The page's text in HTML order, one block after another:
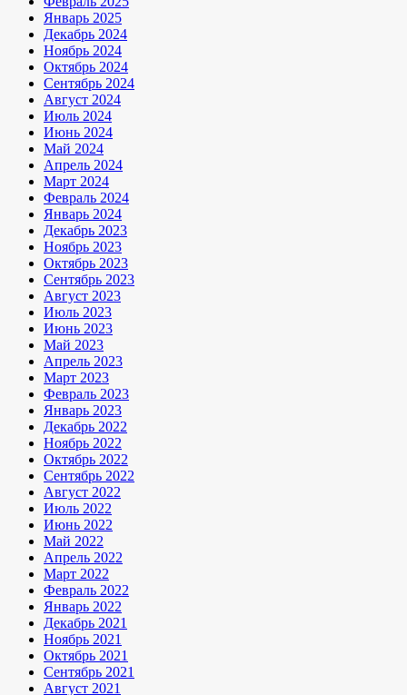
Январь 2025
Декабрь 2024
Ноябрь 2024
Октябрь 2024
Сентябрь 2024
Август 2024
Июль 2024
Июнь 2024
Май 2024
Апрель 2024
Март 2024
Февраль 2024
Январь 2024
Декабрь 2023
Ноябрь 2023
Октябрь 2023
Сентябрь 2023
Август 2023
Июль 2023
Июнь 2023
Май 2023
Апрель 2023
Март 2023
Февраль 2023
Январь 2023
Декабрь 2022
Ноябрь 2022
Октябрь 2022
Сентябрь 2022
Август 2022
Июль 2022
Июнь 2022
Май 2022
Апрель 2022
Март 2022
Февраль 2022
Январь 2022
Декабрь 2021
Ноябрь 2021
Октябрь 2021
Сентябрь 2021
Август 2021